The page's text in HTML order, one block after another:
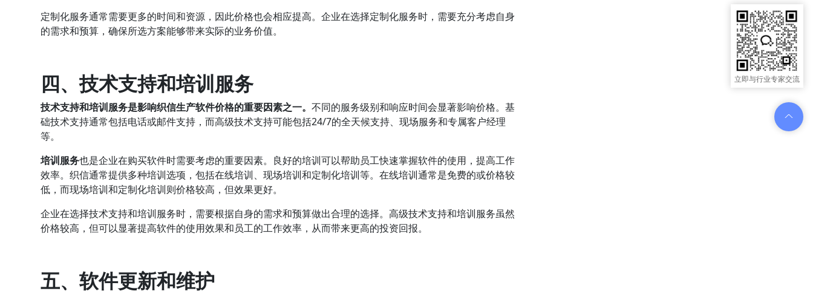
定制化服务通常需要更多的时间和资源，因此价格也会相应提高。企业在选择定制化服务时，需要充分考虑自身
的需求和预算，确保所选方案能够带来实际的业务价值。
四、技术支持和培训服务
技术支持和培训服务是影响织信生产软件价格的重要因素之一。不同的服务级别和响应时间会显著影响价格。基
础技术支持通常包括电话或邮件支持，而高级技术支持可能包括24/7的全天候支持、现场服务和专属客户经理
等。
培训服务也是企业在购买软件时需要考虑的重要因素。良好的培训可以帮助员工快速掌握软件的使用，提高工作
效率。织信通常提供多种培训选项，包括在线培训、现场培训和定制化培训等。在线培训通常是免费的或价格较
低，而现场培训和定制化培训则价格较高，但效果更好。
企业在选择技术支持和培训服务时，需要根据自身的需求和预算做出合理的选择。高级技术支持和培训服务虽然
价格较高，但可以显著提高软件的使用效果和员工的工作效率，从而带来更高的投资回报。
五、软件更新和维护
立即与行业专家交流